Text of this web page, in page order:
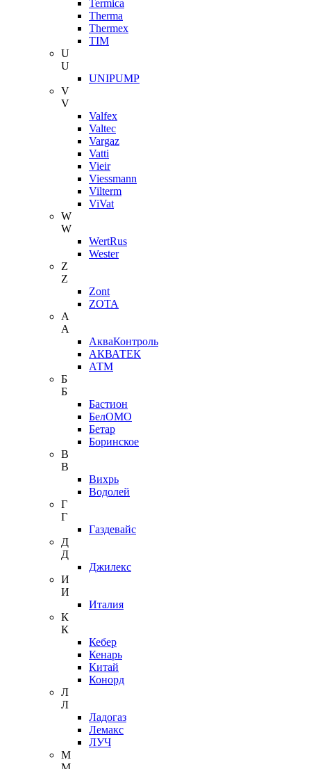
Termica
Therma
Thermex
TIM
U
U
UNIPUMP
V
V
Valfex
Valtec
Vargaz
Vatti
Vieir
Viessmann
Vilterm
ViVat
W
W
WertRus
Wester
Z
Z
Zont
ZOTA
А
А
АкваКонтроль
АКВАТЕК
АТМ
Б
Б
Бастион
БелОМО
Бетар
Боринское
В
В
Вихрь
Водолей
Г
Г
Газдевайс
Д
Д
Джилекс
И
И
Италия
К
К
Кебер
Кенарь
Китай
Конорд
Л
Л
Ладогаз
Лемакс
ЛУЧ
М